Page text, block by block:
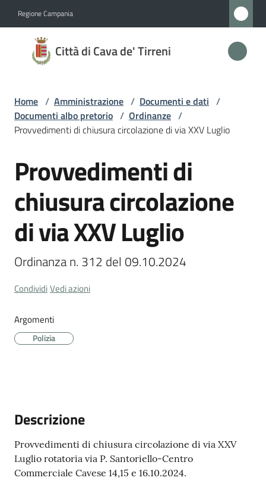
Regione Campania
Città di Cava de' Tirreni
Città
di
de'
Tirreni
Amministrazione
Menu selezionato
Novità
Servizi
Vivere
de'
Seguici
su
Home / Amministrazione / Documenti e dati /
Documenti albo pretorio / Ordinanze /
Provvedimenti di chiusura circolazione di via XXV Luglio
Salta al contenuto
Provvedimenti di
chiusura circolazione
di via XXV Luglio
Ordinanza n. 312 del 09.10.2024
CondividiVedi azioni
Argomenti
Polizia
Descrizione
Provvedimenti di chiusura circolazione di via XXV
Luglio rotatoria via P. Santoriello-Centro
Commerciale Cavese 14,15 e 16.10.2024.